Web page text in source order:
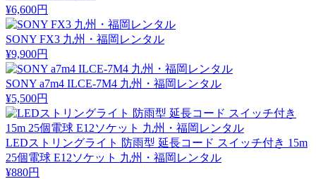
¥6,600円
SONY FX3 九州・福岡レンタル
¥9,900円
SONY a7m4 ILCE-7M4 九州・福岡レンタル
¥5,500円
LEDストリングライト 防雨型 延長コード スイッチ付き 15m
25個電球 E12ソケット 九州・福岡レンタル
¥880円